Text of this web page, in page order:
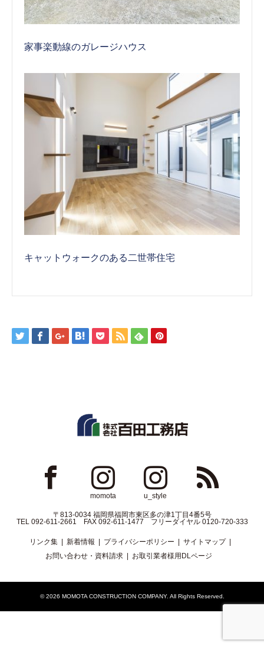
家事楽動線のガレージハウス
キャットウォークのある二世帯住宅
Instagram
momota
Instagram
u_style
RSS
〒813-0034 福岡県福岡市東区多の津1丁目4番5号
TEL 092-611-2661 FAX 092-611-1477 フリーダイヤル 0120-720-333
リンク集 新着情報 プライバシーポリシー
サイトマップ
お問い合わせ・資料請求
お取引業者様用DLページ
© 2026 MOMOTA CONSTRUCTION COMPANY. All Rights Reserved.